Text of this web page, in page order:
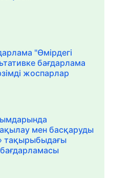
"Өмірдегі
бағдарлама
жоспарлар
мен басқаруды
тақырыбыдағы